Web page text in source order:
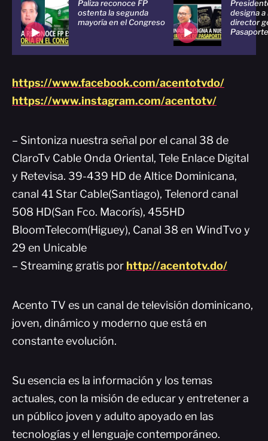
Paliza reconoce FP
ostenta la segunda
mayoría en el Congreso
designa a
director
https://www.facebook.com/acentotvdo/
https://www.instagram.com/acentotv/
– Sintoniza nuestra señal por el canal 38 de
ClaroTv Cable Onda Oriental, Tele Enlace Digital
y Retevisa. 39-439 HD de Altice Dominicana,
canal 41 Star Cable(Santiago), Telenord canal
508 HD(San Fco. Macorís), 455HD
BloomTelecom(Higuey), Canal 38 en WindTvo y
29 en Unicable
– Streaming gratis por http://acentotv.do/
Acento TV es un canal de televisión dominicano,
joven, dinámico y moderno que está en
constante evolución.
Su esencia es la información y los temas
actuales, con la misión de educar y entretener a
un público joven y adulto apoyado en las
tecnologías y el lenguaje contemporáneo.